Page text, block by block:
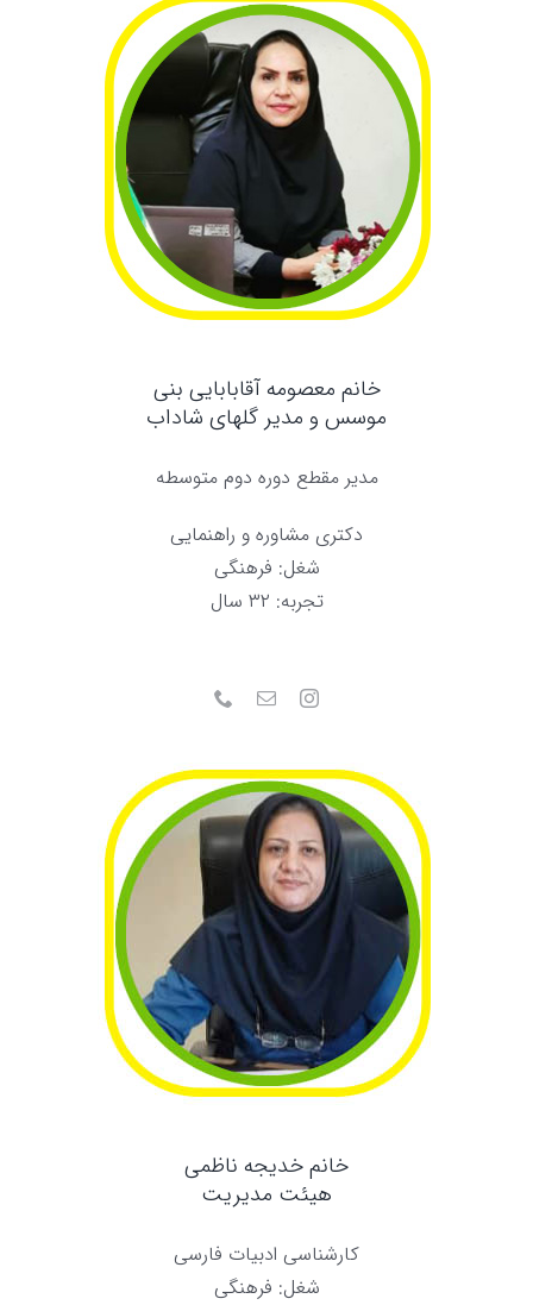
خانم معصومه آقابابایی بنی
موسس و مدیر گلهای شاداب
مدیر مقطع دوره دوم متوسطه
دکتری مشاوره و راهنمایی
شغل: فرهنگی
تجربه: ۳۲ سال
خانم خدیجه ناظمی
هیئت مدیریت
کارشناسی ادبیات فارسی
شغل: فرهنگی